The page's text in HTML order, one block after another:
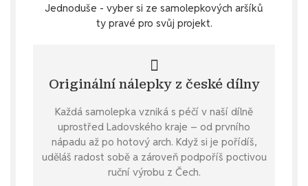
Jednoduše - vyber si ze samolepkových aršíků
ty pravé pro svůj projekt.
Originální nálepky z české dílny
Každá samolepka vzniká s péčí v naší dílně
uprostřed Ladovského kraje – od prvního
nápadu až po hotový arch. Když si je pořídíš,
uděláš radost sobě a zároveň podpoříš poctivou
ruční výrobu z Čech.